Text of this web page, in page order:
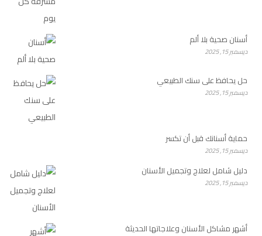
أسنان صحية بلا ألم
ديسمبر 15, 2025
حل يحافظ على سنك الطبيعي
ديسمبر 15, 2025
حماية أسنانك قبل أن تكسر
ديسمبر 15, 2025
دليل شامل لعلاج وتجميل الأسنان
ديسمبر 15, 2025
أشهر مشاكل الأسنان وعلاجاتها الحديثة